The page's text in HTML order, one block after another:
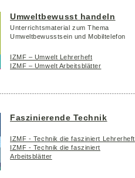
Umweltbewusst handeln
Unterrichtsmaterial zum Thema
Umweltbewusstsein und Mobiltelefon
IZMF – Umwelt Lehrerheft
IZMF – Umwelt Arbeitsblätter
Faszinierende Technik
IZMF - Technik die fasziniert Lehrerheft
IZMF - Technik die fasziniert
Arbeitsblätter